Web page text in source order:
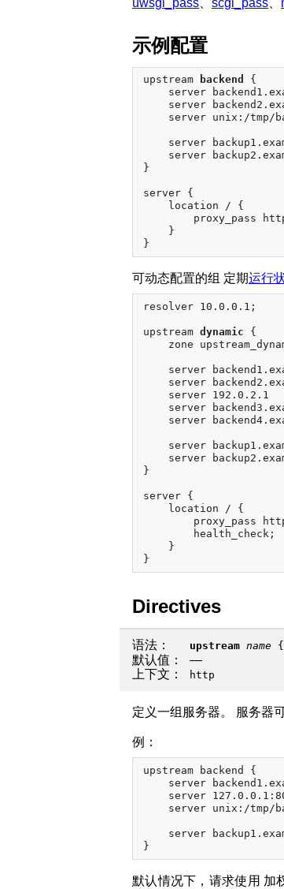
示例配置
upstream backend
{
server
server
server unix:/tmp/
server
server
}
server {
    location / {
proxy_pass
    }
可动态配置的组 定期运行
resolver 10.0.0.1;
upstream dynamic {
zone
server
server
server 192.0.2.1
server
server
server
server
}
server {
    location / {
proxy_pass
        health_check;
    }
Directives
语法： upstream name
默认值：
—
上下文：
http
定义一组服务器。 服务器
例：
upstream backend {
server
server
server unix:/tmp/
server
默认情况下，请求使用 加